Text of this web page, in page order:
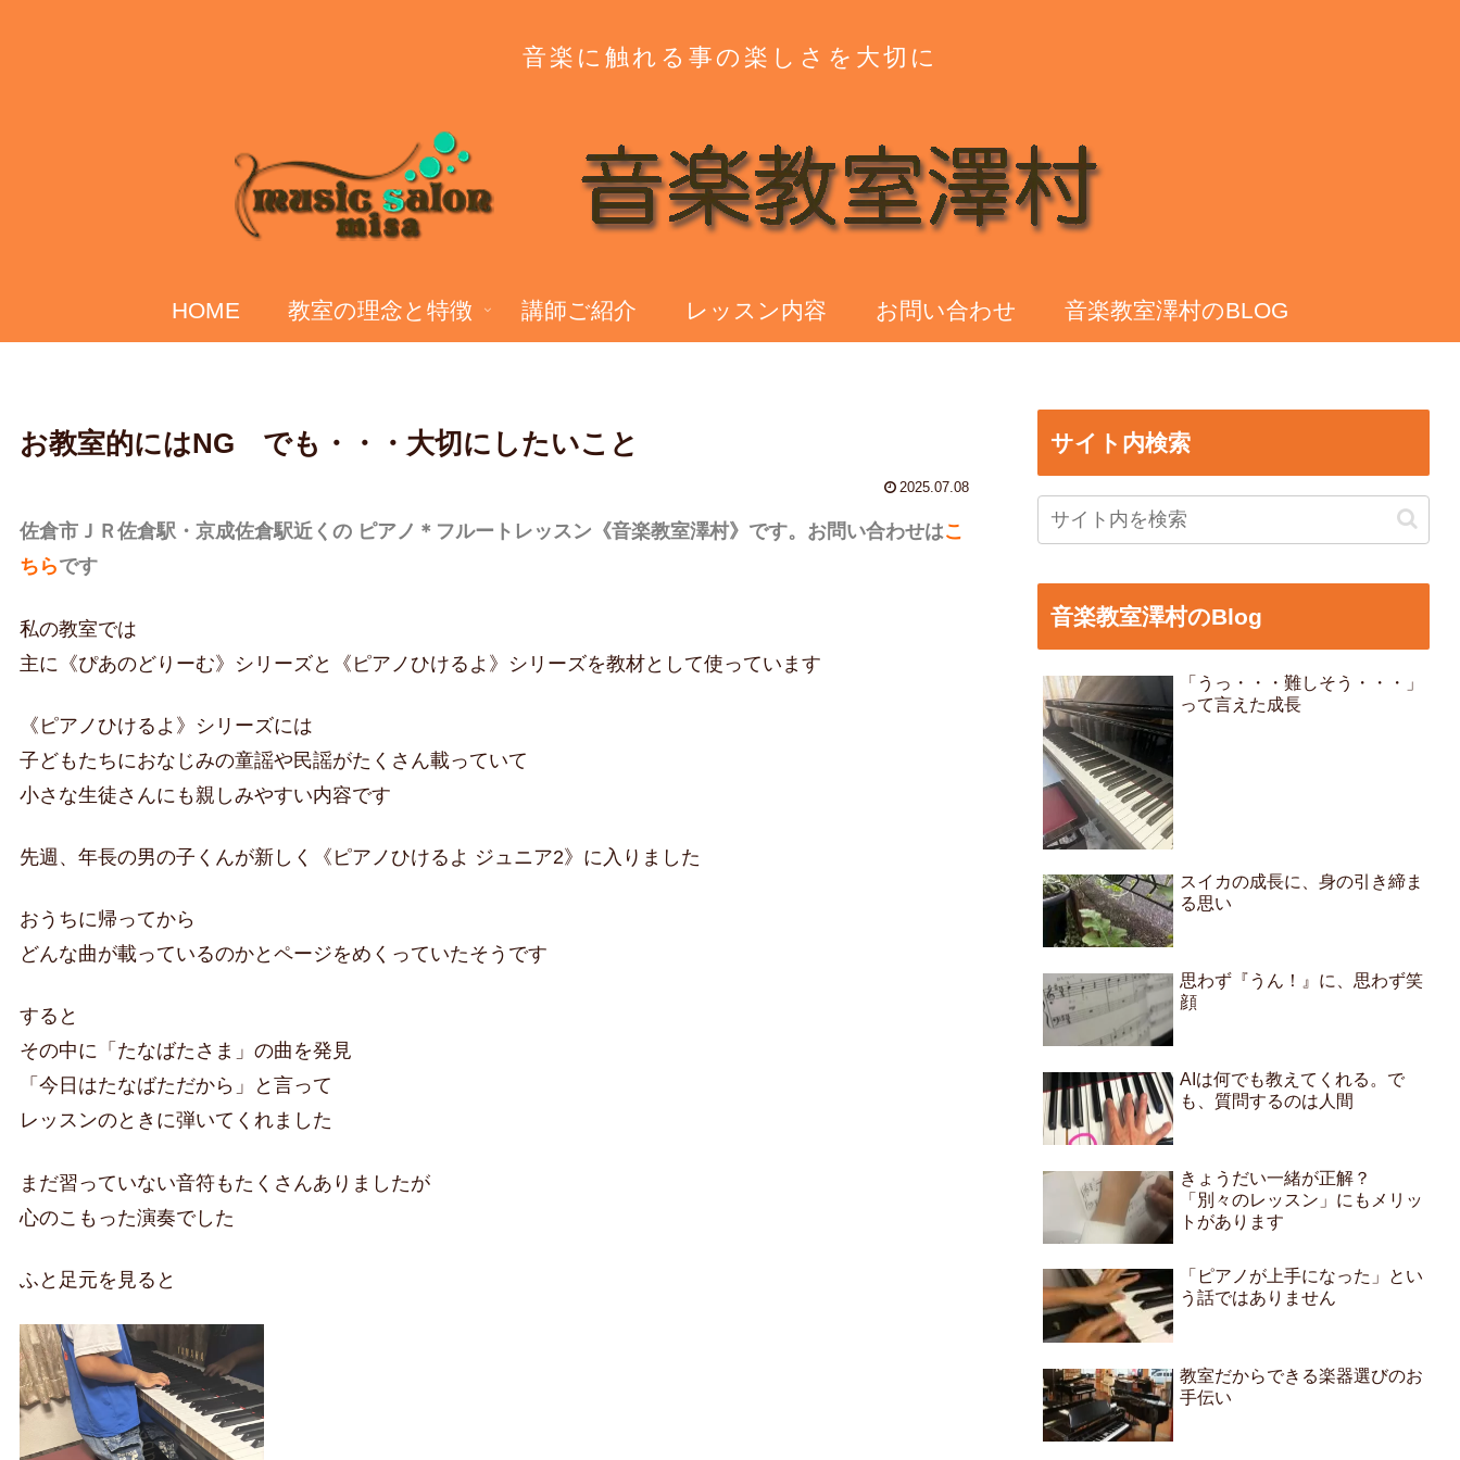
音楽に触れる事の楽しさを大切に
HOME 教室の理念と特徴 講師ご紹介 レッスン内容 お問い合わせ 音楽教室澤村のBLOG
お教室的にはNG でも・・・大切にしたいこと
2025.07.08
佐倉市ＪＲ佐倉駅・京成佐倉駅近くの ピアノ＊フルートレッスン 《音楽教室澤村》です。お問い合わせはこ
ちらです
私の教室では
主に《ぴあのどりーむ》シリーズと《ピアノひけるよ》シリーズを教材として使っています
《ピアノひけるよ》シリーズには
子どもたちにおなじみの童謡や民謡がたくさん載っていて
小さな生徒さんにも親しみやすい内容です
先週、年長の男の子くんが新しく《ピアノひけるよ ジュニア2》に入りました
おうちに帰ってから
どんな曲が載っているのかとページをめくっていたそうです
すると
その中に「たなばたさま」の曲を発見
「今日はたなばただから」と言って
レッスンのときに弾いてくれました
まだ習っていない音符もたくさんありましたが
心のこもった演奏でした
ふと足元を見ると
サイト内検索
音楽教室澤村のBlog
「うっ・・・難しそう・・・」
って言えた成長
スイカの成長に、身の引き締ま
る思い
思わず『うん！』に、思わず笑
顔
AIは何でも教えてくれる。で
も、質問するのは人間
きょうだい一緒が正解？
「別々のレッスン」にもメリッ
トがあります
「ピアノが上手になった」とい
う話ではありません
教室だからできる楽器選びのお
手伝い